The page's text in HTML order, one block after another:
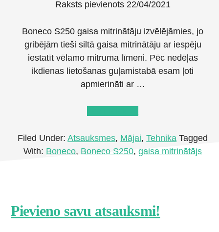
Raksts pievienots 22/04/2021
Boneco S250 gaisa mitrinātāju izvēlējāmies, jo
gribējām tieši siltā gaisa mitrinātāju ar iespēju
iestatīt vēlamo mitruma līmeni. Pēc nedēļas
ikdienas lietošanas guļamistabā esam ļoti
apmierināti ar …
par
Boneco
Filed Under:Atsauksmes, Mājai,Tehnika Tagged
With: Boneco, Boneco S250,gaisa mitrinātājs
Footer
Pievieno savu atsauksmi!